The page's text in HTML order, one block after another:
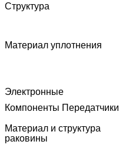
Структура
Материал уплотнения
Электронные
Компоненты Передатчики
Материал и структура
раковины